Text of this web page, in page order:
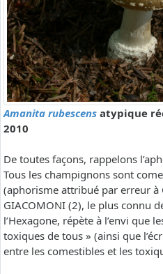
Amanita rubescens atypique
2010
De toutes façons, rappelons
Tous les champignons sont
(aphorisme attribué par erreur à
GIACOMONI (2), le plus connu
l’Hexagone, répète à l’envi que
toxiques de tous » (ainsi que
entre les comestibles et les